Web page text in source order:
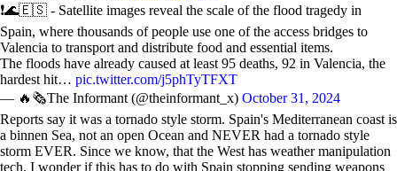
❗️🌊🇪🇸 - Satellite images reveal the scale of the flood tragedy in
Spain, where thousands of people use one of the access bridges to
Valencia to transport and distribute food and essential items.
The floods have already caused at least 95 deaths, 92 in Valencia, the
hardest hit… pic.twitter.com/j5phTyTFXT
— 🔥🗞The Informant (@theinformant_x) October 31, 2024
Reports say it was a tornado style storm. Spain's Mediterranean coast is
a binnen Sea, not an open Ocean and NEVER had a tornado style
storm EVER. Since we know, that the West has weather manipulation
tech, I wonder if this has to do with Spain stopping sending weapons